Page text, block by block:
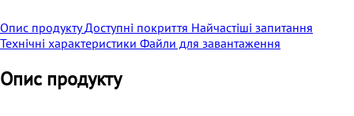
Опис продуктуДоступні покриття Найчастіші запитання
Технічні характеристики Файли для завантаження
Опис продукту